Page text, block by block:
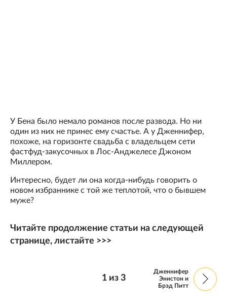
У Бена было немало романов после развода. Но ни
один из них не принес ему счастье. А у Дженнифер,
похоже, на горизонте свадьба с владельцем сети
фастфуд-закусочных в Лос-Анджелесе Джоном
Миллером.
Интересно, будет ли она когда-нибудь говорить о
новом избраннике с той же теплотой, что о бывшем
муже?
Читайте продолжение статьи на следующей
странице, листайте >>>
1из 3
Дженнифер
Энистон и
Брэд Питт